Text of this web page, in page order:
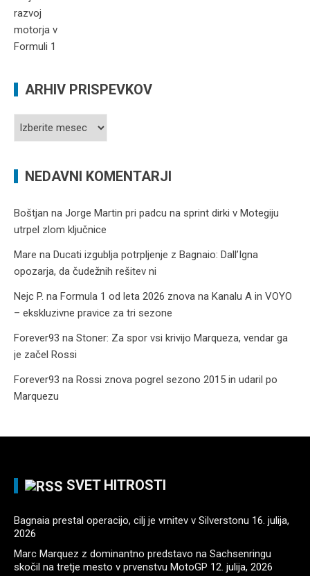
ARHIV PRISPEVKOV
Arhiv
NEDAVNI KOMENTARJI
Boštjan na Jorge Martin pri padcu na sprint dirki v Motegiju
utrpel zlom ključnice
Mare na Ducati izgublja potrpljenje z Bagnaio: Dall’Igna
opozarja, da čudežnih rešitev ni
Nejc P. na Formula 1 od leta 2026 znova na Kanalu A in VOYO
– ekskluzivne pravice za tri sezone
Forever93 na Stoner: Za spor vsi krivijo Marqueza, vendar ga
je začel Rossi
Forever93 na Rossi znova pogrel sezono 2015 in udaril po
Marquezu
SVET HITROSTI
Bagnaia prestal operacijo, cilj je vrnitev v Silverstonu 16. julija,
2026
Marc Marquez z dominantno predstavo na Sachsenringu
skočil na tretje mesto v prvenstvu MotoGP 12. julija, 2026